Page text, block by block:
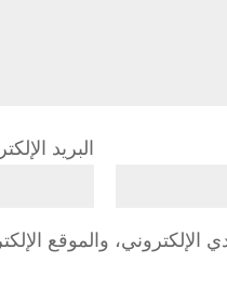
البريد
الإلكتروني، والموقع